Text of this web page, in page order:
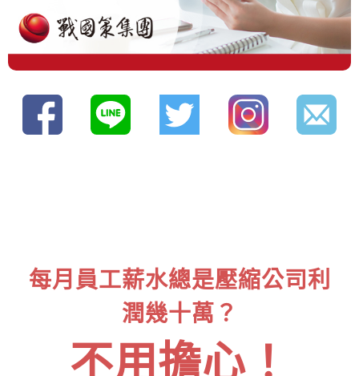
每月員工薪水總是壓縮公司利
潤幾十萬？
不用擔心！